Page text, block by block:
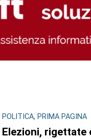
POLITICA, PRIMA PAGINA
Elezioni, rigettate